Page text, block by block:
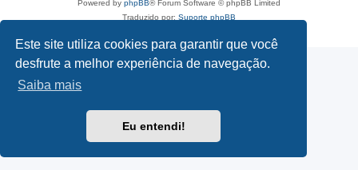
Este site utiliza cookies para garantir que você
desfrute a melhor experiência de navegação.
Saiba mais
Eu entendi!
Powered by phpBB® Forum Software © phpBB Limited
Traduzido por: Suporte phpBB